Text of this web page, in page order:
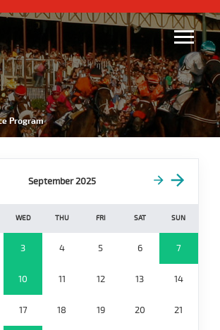
Program
September 2025
WED THU FRI SAT SUN
3 4 5 6 7
10 11 12 13 14
17 18 19 20 21